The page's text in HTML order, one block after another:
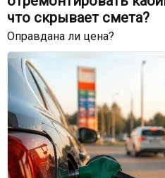
что скрывает смета?
Оправдана ли цена?